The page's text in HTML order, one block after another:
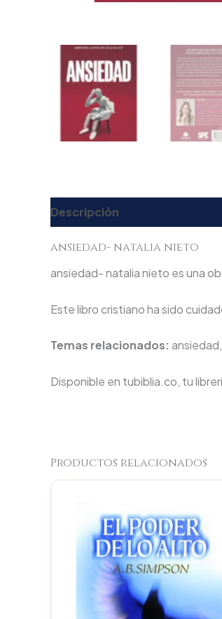
Descripción
ansiedad- natalia nieto
ansiedad- natalia nieto es una
Este libro cristiano ha sido
Temas relacionados:
Disponible en tubiblia.co, tu
Productos relacionados
was:
$164.900.